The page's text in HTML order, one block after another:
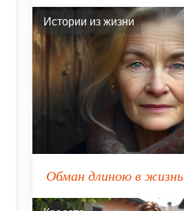
Истории из жизни
Обман длиною в жизнь